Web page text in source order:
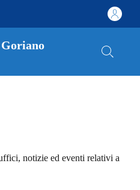
notizie ed eventi relativi a